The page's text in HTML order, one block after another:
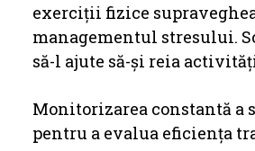
exerciții fizice
managementul stresului.
să-l ajute să-și reia
Monitorizarea constantă a
pentru a evalua eficiența